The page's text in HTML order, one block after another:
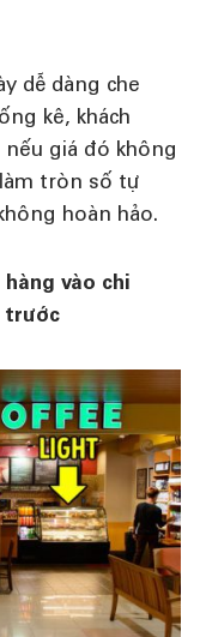
dễ dàng che
kê, khách
giá đó không
tròn số tự
hoàn hảo.
vào chi
trước